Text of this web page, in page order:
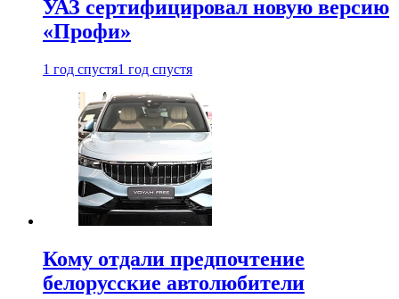
УАЗ сертифицировал новую версию
«Профи»
1 год спустя1 год спустя
Кому отдали предпочтение
белорусские автолюбители